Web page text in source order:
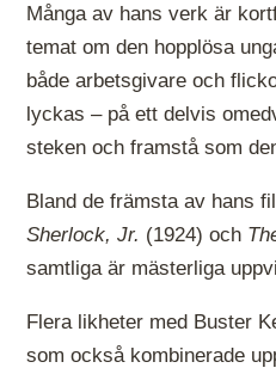
Många av hans verk är
temat om den hopplösa
både arbetsgivare och
lyckas – på ett delvis
steken och framstå som
Bland de främsta av hans
Sherlock, Jr. (1924) och
samtliga är mästerliga
Flera likheter med Buster
som också kombinerade